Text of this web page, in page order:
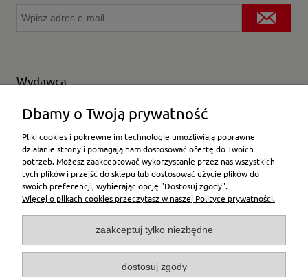
Wydawca
Wybierz producenta
Moje konto
Płatności i dostawa
Pomoc
O firmie
Dbamy o Twoją prywatność
Pliki cookies i pokrewne im technologie umożliwiają poprawne
działanie strony i pomagają nam dostosować ofertę do Twoich
potrzeb. Możesz zaakceptować wykorzystanie przez nas wszystkich
tych plików i przejść do sklepu lub dostosować użycie plików do
swoich preferencji, wybierając opcję "Dostosuj zgody".
Więcej o plikach cookies przeczytasz w naszej Polityce prywatności.
zaakceptuj tylko niezbędne
dostosuj zgody